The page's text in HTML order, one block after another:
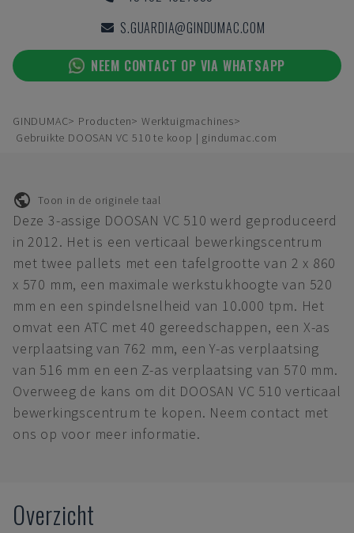
S.GUARDIA@GINDUMAC.COM
NEEM CONTACT OP VIA WHATSAPP
GINDUMAC Producten
Werktuigmachines
Gebruikte DOOSAN VC 510 te koop | gindumac.com
Toon in de originele taal
Deze 3-assige DOOSAN VC 510 werd geproduceerd
in 2012. Het is een verticaal bewerkingscentrum
met twee pallets met een tafelgrootte van 2 x 860
x 570 mm, een maximale werkstukhoogte van 520
mm en een spindelsnelheid van 10.000 tpm. Het
omvat een ATC met 40 gereedschappen, een X-as
verplaatsing van 762 mm, een Y-as verplaatsing
van 516 mm en een Z-as verplaatsing van 570 mm.
Overweeg de kans om dit DOOSAN VC 510 verticaal
bewerkingscentrum te kopen. Neem contact met
ons op voor meer informatie.
Overzicht